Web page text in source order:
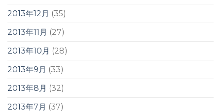
2013年12月 (35)
2013年11月 (27)
2013年10月 (28)
2013年9月 (33)
2013年8月 (32)
2013年7月 (37)